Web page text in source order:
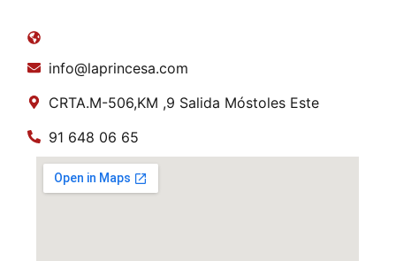
info@laprincesa.com
CRTA.M-506,KM ,9 Salida Móstoles Este
91 648 06 65